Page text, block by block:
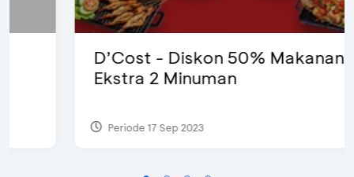
D’Cost - Diskon 50% Makanan &
Ekstra 2 Minuman
Periode 17 Sep 2023